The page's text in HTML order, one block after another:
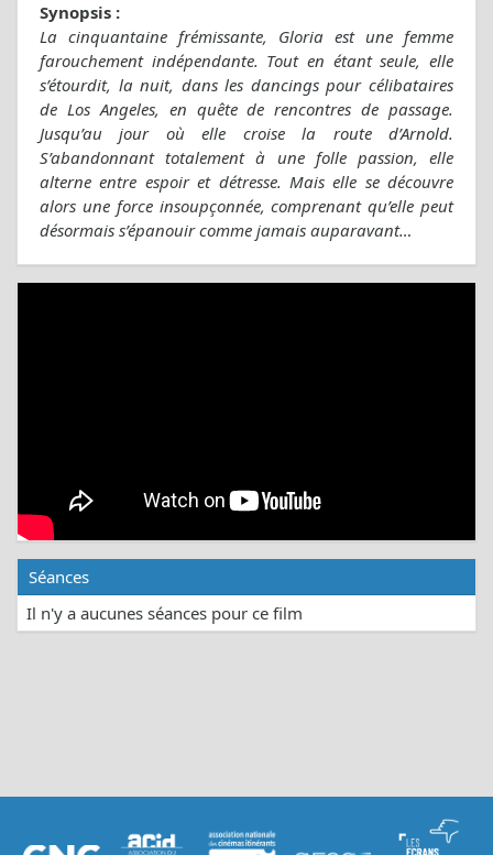
Synopsis :
La cinquantaine frémissante, Gloria est une femme
farouchement indépendante. Tout en étant seule, elle
s’étourdit, la nuit, dans les dancings pour célibataires
de Los Angeles, en quête de rencontres de passage.
Jusqu’au jour où elle croise la route d’Arnold.
S’abandonnant totalement à une folle passion, elle
alterne entre espoir et détresse. Mais elle se découvre
alors une force insoupçonnée, comprenant qu’elle peut
désormais s’épanouir comme jamais auparavant…
Séances
Il n'y a aucunes séances pour ce film